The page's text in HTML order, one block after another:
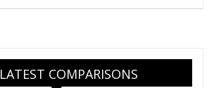
LATEST COMPARISONS